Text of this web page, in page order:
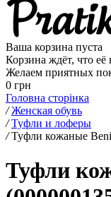
Ваша корзина пуста
Корзина ждёт, что её
Желаем приятных
0 грн
Головна сторінка
/ Женская обувь
/ Туфли и лоферы
/ Туфли кожаные
Туфли